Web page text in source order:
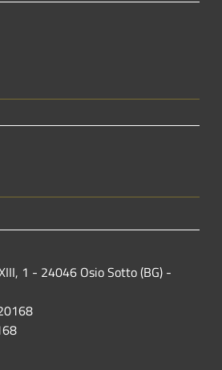
1 - 24046 Osio Sotto (BG) -